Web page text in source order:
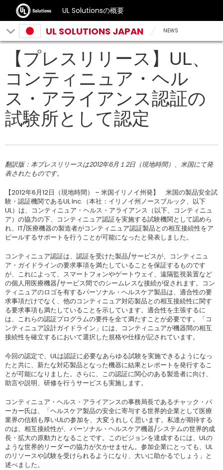
UL Solutionsの概要
UL SOLUTIONS JAPAN NEWS
【プレスリリース】UL、
コンティニュア・ヘル
ス・アライアンス認証の
試験所として認定
翻訳版：本プレスリリースは2012年6月１2日（現地時間）、米国にて発
表されたものです。
【2012年6月12日（現地時間） – 米国イリノイ州発】 米国の製品安全試
験・認証機関であるUL Inc.（本社：イリノイ州ノースブルック、以下
UL）は、コンティニュア・ヘルス・アライアンス（以下、コンティニュ
ア）の協力の下、コンティニュア認証を実施する試験機関として認めら
れ、IT/医療機器の製造者がコンティニュア認証製品との相互接続性をア
ピールするサポートを行うことが可能になったと発表しました。
コンティニュア認証は、認証を受けた製品/サービスが、コンティニュ
ア・ガイドラインの要求事項を満たしていることを保証するものです
が、これによって、スマートフォンやゲートウェイ、遠隔監視装置など
の個人用医療機器/サービス間でのシームレスな接続が促されます。コン
ティニュアのロゴを有するパーソナル・ヘルスケア製品は、適合性の要
求事項だけでなく、他のコンティニュア対応製品との相互接続性に関す
る要求事項も満たしていることを示しています。適合性を主張するに
は、これらの認証プログラムの要件を全て満たすことが必要です。「コ
ンティニュア設計ガイドライン」には、コンティニュアが機器間の相互
接続性を確立するにおいて選択した規格や仕様が記されています。
今回の認定で、ULは認証に必要なあらゆる試験を実施できるようになっ
たと共に、新たな対応製品となった機器に結果とレポートを発行するこ
とが可能になりました。さらに、この認証に関心のある製造者に向け、
助言や説明、研修を行うサービスも実施します。
コンティニュア・ヘルス・アライアンスの事務局長であるチャック・パ
ーカー氏は、「ヘルスケア製品の安全に寄与する世界的企業として医療
業界の信頼も厚いULの参加を、大変うれしく思います。私達が期待する
のは、相互接続性が、パーソナル・ヘルスケア機器/システムの世界的成
長・拡大の原動力となることです。このビジョンを達成するには、ULの
ような世界的リーダーの協力が欠かせません。参加企業にとっても、UL
のリソースや試験を受けられるようになり、大いに助かるでしょう」と
述べました。